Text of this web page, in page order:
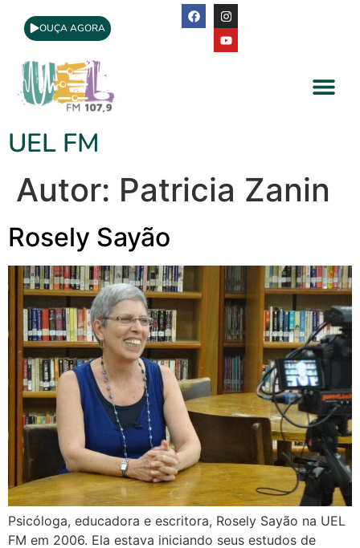
OUÇA AGORA
UEL FM
Autor: Patricia Zanin
Rosely Sayão
Psicóloga, educadora e escritora, Rosely Sayão na UEL
FM em 2006. Ela estava iniciando seus estudos de